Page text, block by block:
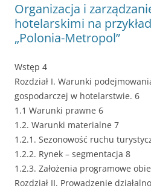
Organizacja i
hotelarskimi na
„Polonia-Metropol”
Wstęp 4
Rozdział I. Warunki
gospodarczej w hotelarstwie. 6
1.1 Warunki prawne 6
1.2. Warunki materialne 7
1.2.1. Sezonowość ruchu
1.2.2. Rynek – segmentacja 8
1.2.3. Założenia programowe
Rozdział II. Prowadzenie